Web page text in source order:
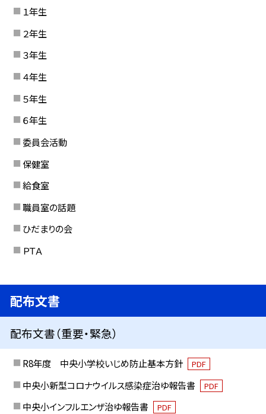
１年生
２年生
３年生
４年生
５年生
６年生
委員会活動
保健室
給食室
職員室の話題
ひだまりの会
ＰＴＡ
配布文書
配布文書（重要・緊急）
R8年度 中央小学校いじめ防止基本方針 PDF
中央小新型コロナウイルス感染症治ゆ報告書 PDF
中央小インフルエンザ治ゆ報告書 PDF